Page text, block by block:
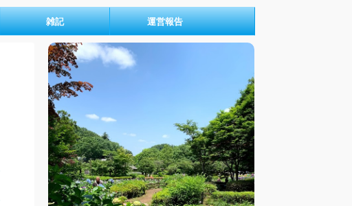
雑記 運営報告